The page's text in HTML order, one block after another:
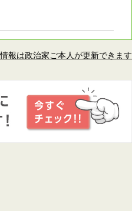
報は政治家ご本人が更新できます